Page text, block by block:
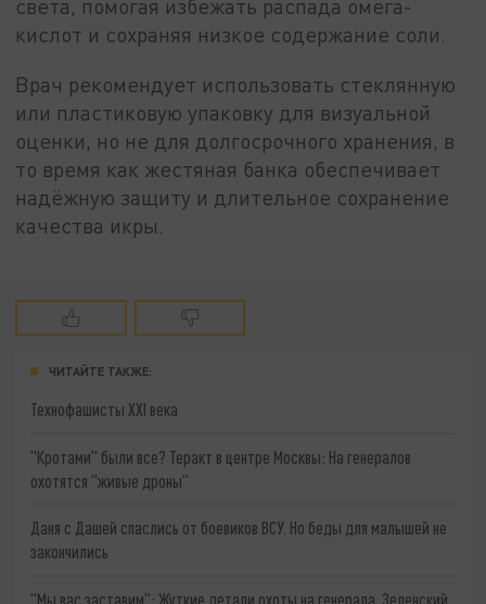
света, помогая избежать распада омега-
кислот и сохраняя низкое содержание соли.
Врач рекомендует использовать стеклянную
или пластиковую упаковку для визуальной
оценки, но не для долгосрочного хранения, в
то время как жестяная банка обеспечивает
надёжную защиту и длительное сохранение
качества икры.
ЧИТАЙТЕ ТАКЖЕ:
Технофашисты XXI века
"Кротами" были все? Теракт в центре Москвы: На генералов
охотятся "живые дроны"
Даня с Дашей спаслись от боевиков ВСУ. Но беды для малышей не
закончились
"Мы вас заставим": Жуткие детали охоты на генерала. Зеленский